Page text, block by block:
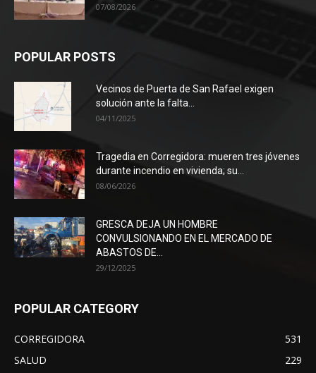
07/08/2026
POPULAR POSTS
Vecinos de Puerta de San Rafael exigen
solución ante la falta...
04/11/2025
Tragedia en Corregidora: mueren tres jóvenes
durante incendio en vivienda; su...
08/06/2026
GRESCA DEJA UN HOMBRE
CONVULSIONANDO EN EL MERCADO DE
ABASTOS DE...
29/12/2025
POPULAR CATEGORY
CORREGIDORA
531
SALUD
229